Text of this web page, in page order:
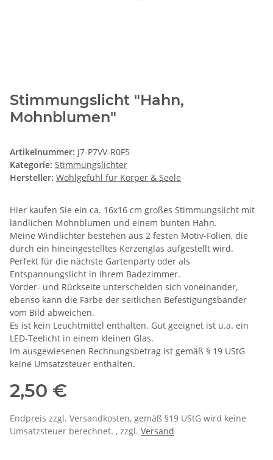
Stimmungslicht "Hahn,
Mohnblumen"
Artikelnummer: J7-P7VV-R0F5
Kategorie: Stimmungslichter
Hersteller: Wohlgefühl für Körper & Seele
Hier kaufen Sie ein ca. 16x16 cm großes Stimmungslicht mit
ländlichen Mohnblumen und einem bunten Hahn.
Meine Windlichter bestehen aus 2 festen Motiv-Folien, die
durch ein hineingestelltes Kerzenglas aufgestellt wird.
Perfekt für die nächste Gartenparty oder als
Entspannungslicht in Ihrem Badezimmer.
Vorder- und Rückseite unterscheiden sich voneinander,
ebenso kann die Farbe der seitlichen Befestigungsbänder
vom Bild abweichen.
Es ist kein Leuchtmittel enthalten. Gut geeignet ist u.a. ein
LED-Teelicht in einem kleinen Glas.
Im ausgewiesenen Rechnungsbetrag ist gemäß § 19 UStG
keine Umsatzsteuer enthalten.
2,50 €
Endpreis zzgl. Versandkosten, gemäß §19 UStG wird keine
Umsatzsteuer berechnet. , zzgl. Versand